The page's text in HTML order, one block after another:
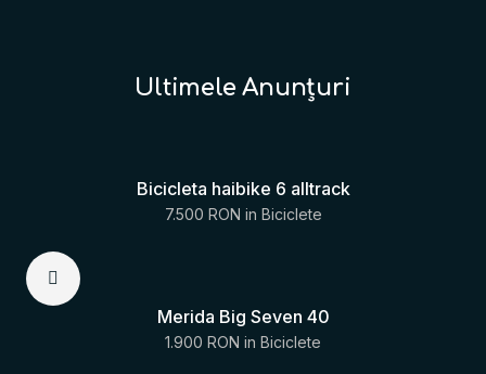
Ultimele Anunțuri
Bicicleta haibike 6 alltrack
7.500 RON in Biciclete
Merida Big Seven 40
1.900 RON in Biciclete